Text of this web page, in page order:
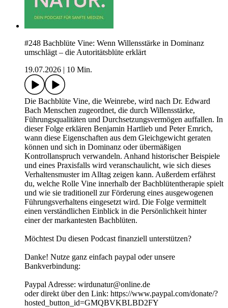
#248 Bachblüte Vine: Wenn Willensstärke in Dominanz
umschlägt – die Autoritätsblüte erklärt
19.07.2026
10 Min.
Die Bachblüte Vine, die Weinrebe, wird nach Dr. Edward
Bach Menschen zugeordnet, die durch Willensstärke,
Führungsqualitäten und Durchsetzungsvermögen auffallen. In
dieser Folge erklären Benjamin Hartlieb und Peter Emrich,
wann diese Eigenschaften aus dem Gleichgewicht geraten
können und sich in Dominanz oder übermäßigen
Kontrollanspruch verwandeln. Anhand historischer Beispiele
und eines Praxisfalls wird veranschaulicht, wie sich dieses
Verhaltensmuster im Alltag zeigen kann. Außerdem erfährst
du, welche Rolle Vine innerhalb der Bachblütentherapie spielt
und wie sie traditionell zur Förderung eines ausgewogenen
Führungsverhaltens eingesetzt wird. Die Folge vermittelt
einen verständlichen Einblick in die Persönlichkeit hinter
einer der markantesten Bachblüten.
Möchtest Du diesen Podcast finanziell unterstützen?
Danke! Nutze ganz einfach paypal oder unsere
Bankverbindung:
Paypal Adresse: wirdunatur@online.de
oder direkt über den Link: https://www.paypal.com/donate/?
hosted_button_id=GMQBVKBLBD2FY